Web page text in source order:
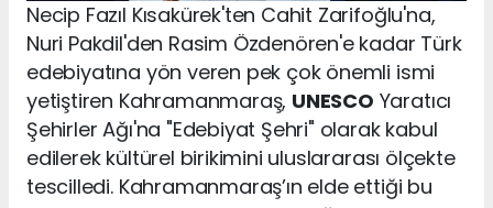
Necip Fazıl Kısakürek'ten Cahit Zarifoğlu'na,
Nuri Pakdil'den Rasim Özdenören'e kadar Türk
edebiyatına yön veren pek çok önemli ismi
yetiştiren Kahramanmaraş, UNESCO Yaratıcı
Şehirler Ağı'na "Edebiyat Şehri" olarak kabul
edilerek kültürel birikimini uluslararası ölçekte
tescilledi. Kahramanmaraş’ın elde ettiği bu